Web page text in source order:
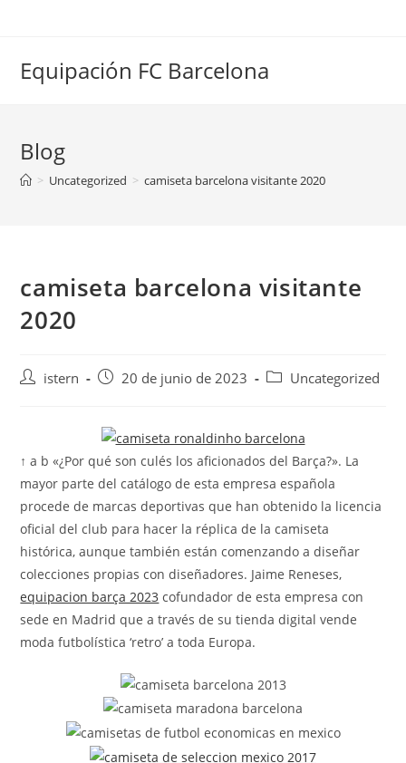
Equipación FC Barcelona
Blog
> Uncategorized > camiseta barcelona visitante 2020
camiseta barcelona visitante
2020
Autoristern
Publicación
entrada:
20 de junio de 2023
Categoría
entrada:
Uncategorized
↑ a b «¿Por qué son culés los aficionados del Barça?». La
mayor parte del catálogo de esta empresa española
procede de marcas deportivas que han obtenido la licencia
oficial del club para hacer la réplica de la camiseta
histórica, aunque también están comenzando a diseñar
colecciones propias con diseñadores. Jaime Reneses,
equipacion barça 2023 cofundador de esta empresa con
sede en Madrid que a través de su tienda digital vende
moda futbolística ‘retro’ a toda Europa.